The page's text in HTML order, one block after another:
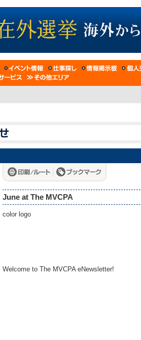
June at The MVCPA
color logo
Welcome to The MVCPA eNewsletter!